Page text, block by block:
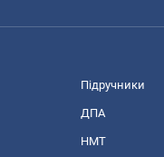
Підручники
ДПА
НМТ